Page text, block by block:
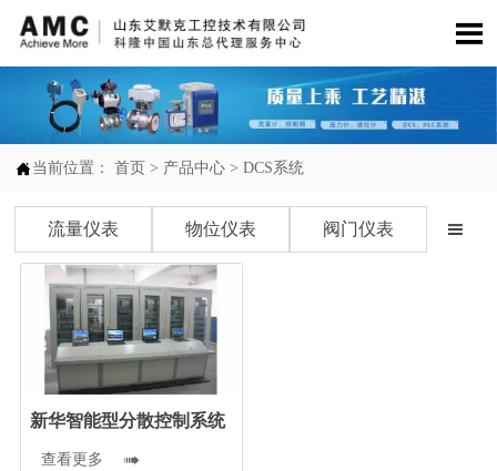

 当前位置： 首页 > 产品中心 > DCS系统
流量仪表 物位仪表 阀门仪表 
新华智能型分散控制系统
查看更多 